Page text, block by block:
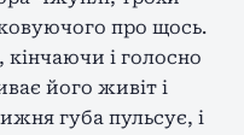
про щось.
кінчаючи і голосно
його живіт і
губа пульсує, і